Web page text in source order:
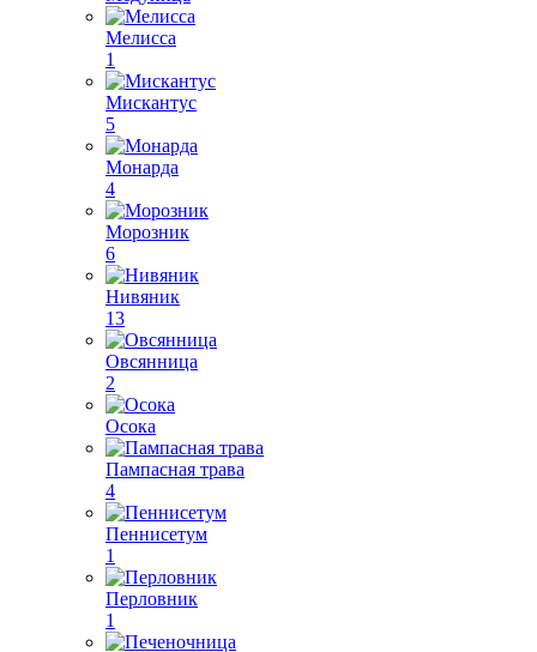
Мелисса
1
Мискантус
5
Монарда
4
Морозник
6
Нивяник
13
Овсянница
2
Осока
Пампасная трава
4
Пеннисетум
1
Перловник
1